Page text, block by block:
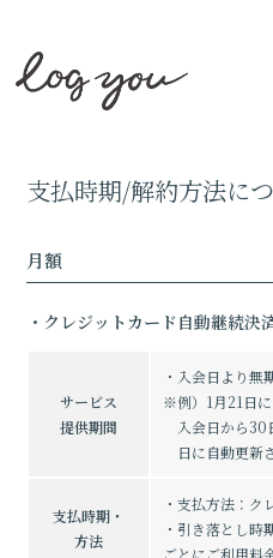
HOME
SCHEDULE
VIDEO
BLOG
無料会員登録 ロ
支払時期/解約方法に
月額
・クレジットカード自動継続決
サービス
提供期間
・入会日より無
※例）1月21日
入会日から30
日に自動更新
支払時期・
方法
・支払方法：ク
・引き落とし時
ごとにご利用料